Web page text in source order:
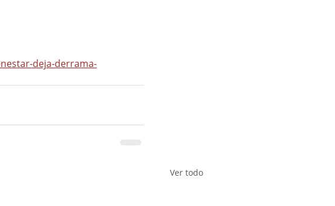
deja-derrama-
Ver todo